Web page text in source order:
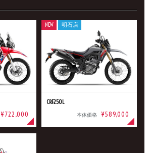
¥722,000
CRF250L
本体価格 ¥589,000
NEW 明石店